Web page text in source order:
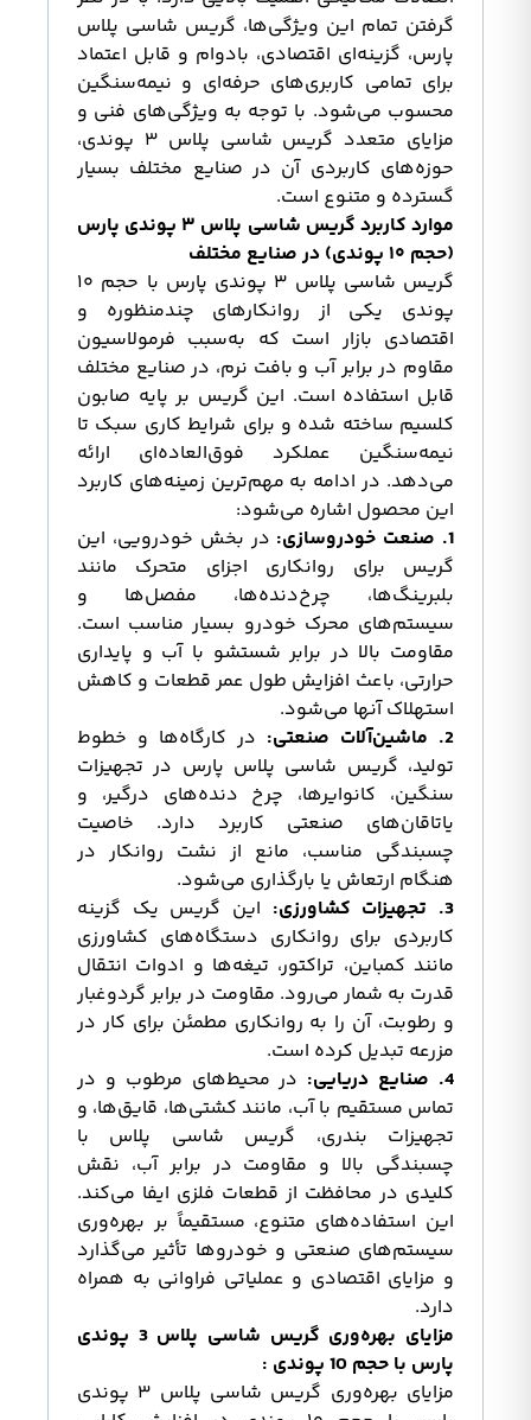
گرفتن تمام این ویژگی‌ها، گریس شاسی پلاس
پارس، گزینه‌ای اقتصادی، بادوام و قابل اعتماد
برای تمامی کاربری‌های حرفه‌ای و نیمه‌سنگین
محسوب می‌شود. با توجه به ویژگی‌های فنی و
مزایای متعدد گریس شاسی پلاس ۳ پوندی،
حوزه‌های کاربردی آن در صنایع مختلف بسیار
گسترده و متنوع است.
موارد کاربرد گریس شاسی پلاس ۳ پوندی پارس
(حجم ۱۰ پوندی) در صنایع مختلف
گریس شاسی پلاس ۳ پوندی پارس با حجم ۱۰
پوندی یکی از روانکارهای چندمنظوره و
اقتصادی بازار است که به‌سبب فرمولاسیون
مقاوم در برابر آب و بافت نرم، در صنایع مختلف
قابل استفاده است. این گریس بر پایه صابون
کلسیم ساخته شده و برای شرایط کاری سبک تا
نیمه‌سنگین عملکرد فوق‌العاده‌ای ارائه
می‌دهد. در ادامه به مهم‌ترین زمینه‌های کاربرد
این محصول اشاره می‌شود:
1. صنعت خودروسازی:
در بخش خودرویی، این
گریس برای روانکاری اجزای متحرک مانند
بلبرینگ‌ها، چرخ‌دنده‌ها، مفصل‌ها و
سیستم‌های محرک خودرو بسیار مناسب است.
مقاومت بالا در برابر شستشو با آب و پایداری
حرارتی، باعث افزایش طول عمر قطعات و کاهش
استهلاک آنها می‌شود.
2. ماشین‌آلات صنعتی:
در کارگاه‌ها و خطوط
تولید، گریس شاسی پلاس پارس در تجهیزات
سنگین، کانوایرها، چرخ دنده‌های درگیر، و
یاتاقان‌های صنعتی کاربرد دارد. خاصیت
چسبندگی مناسب، مانع از نشت روانکار در
هنگام ارتعاش یا بارگذاری می‌شود.
3. تجهیزات کشاورزی:
این گریس یک گزینه
کاربردی برای روانکاری دستگاه‌های کشاورزی
مانند کمباین، تراکتور، تیغه‌ها و ادوات انتقال
قدرت به شمار می‌رود. مقاومت در برابر گردوغبار
و رطوبت، آن را به روانکاری مطمئن برای کار در
مزرعه تبدیل کرده است.
4. صنایع دریایی:
در محیط‌های مرطوب و در
تماس مستقیم با آب، مانند کشتی‌ها، قایق‌ها، و
تجهیزات بندری، گریس شاسی پلاس با
چسبندگی بالا و مقاومت در برابر آب، نقش
کلیدی در محافظت از قطعات فلزی ایفا می‌کند.
این استفاده‌های متنوع، مستقیماً بر بهره‌وری
سیستم‌های صنعتی و خودروها تأثیر می‌گذارد
و مزایای اقتصادی و عملیاتی فراوانی به همراه
دارد.
مزایای بهره‌وری گریس شاسی پلاس 3 پوندی
پارس با حجم 10 پوندی :
مزایای بهره‌وری گریس شاسی پلاس ۳ پوندی